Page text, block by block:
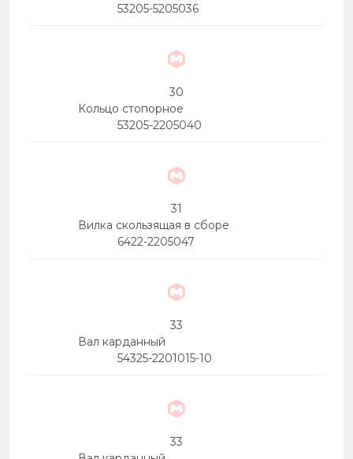
53205-5205036
30
Кольцо стопорное
53205-2205040
31
Вилка скользящая в сборе
6422-2205047
33
Вал карданный
54325-2201015-10
33